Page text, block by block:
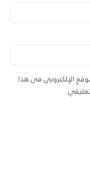
الإلكتروني في هذا